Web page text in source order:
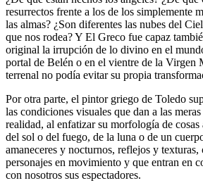
resurrectos frente a los de los simplemente
las almas? ¿Son diferentes las nubes del
que nos rodea? Y El Greco fue capaz
original la irrupción de lo divino en el
portal de Belén o en el vientre de la Virgen
terrenal no podía evitar su propia
Por otra parte, el pintor griego de Toledo
las condiciones visuales que dan a las
realidad, al enfatizar su morfología de
del sol o del fuego, de la luna o de un
amaneceres y nocturnos, reflejos y texturas,
personajes en movimiento y que entran en
con nosotros sus espectadores.